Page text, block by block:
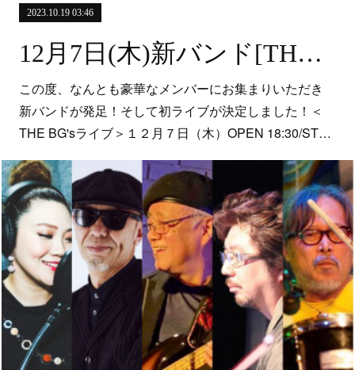
2023.10.19 03:46
12月7日(木)新バンド[THE BG's]＠荻窪ルースター
この度、なんとも豪華なメンバーにお集まりいただき
新バンドが発足！そして初ライブが決定しました！＜
THE BG'sライブ＞１２月７日（木）OPEN 18:30/ST…